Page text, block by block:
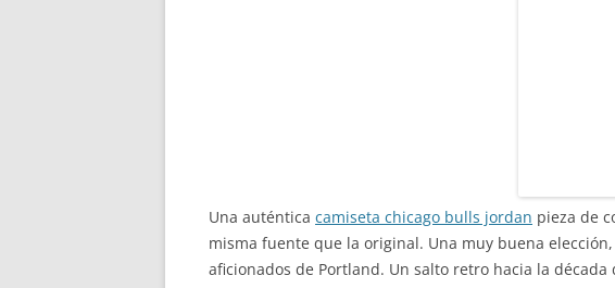
Una auténtica camiseta chicago bulls jordan pieza de
misma fuente que la original. Una muy buena
aficionados de Portland. Un salto retro hacia la